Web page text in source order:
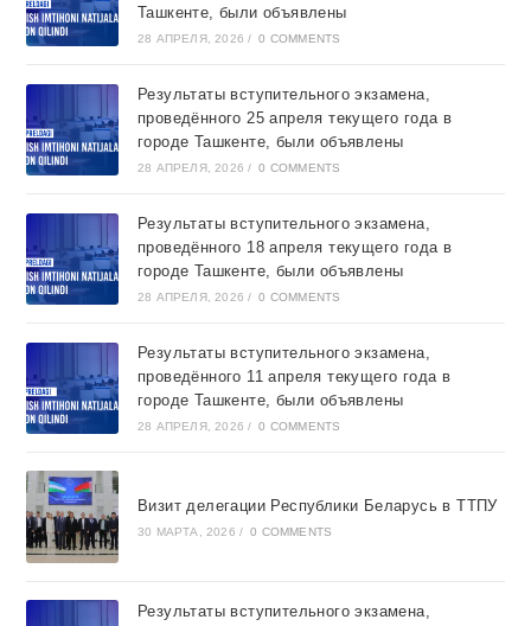
Ташкентe, были объявлены
28 АПРЕЛЯ, 2026 / 0 COMMENTS
Результаты вступительного экзамена,
проведённого 25 апреля текущего года в
городе Ташкентe, были объявлены
28 АПРЕЛЯ, 2026 / 0 COMMENTS
Результаты вступительного экзамена,
проведённого 18 апреля текущего года в
городе Ташкентe, были объявлены
28 АПРЕЛЯ, 2026 / 0 COMMENTS
Результаты вступительного экзамена,
проведённого 11 апреля текущего года в
городе Ташкентe, были объявлены
28 АПРЕЛЯ, 2026 / 0 COMMENTS
Визит делегации Республики Беларусь в ТТПУ
30 МАРТА, 2026 / 0 COMMENTS
Результаты вступительного экзамена,